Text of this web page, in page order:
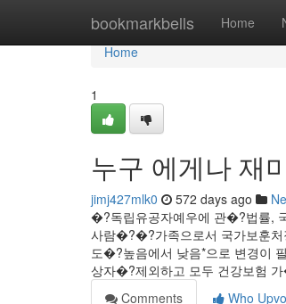
bookmarkbells Home
Home
Home
1
누구 에게나 재
jimj427mlk0 572 days ago
�?독립유공자예우에 관�?법률,
사람�?�?가족으로서 국가보훈
도�?높음에서 낮음*으로 변경이
상자�?제외하고 모두 건강보험
Comments
Who